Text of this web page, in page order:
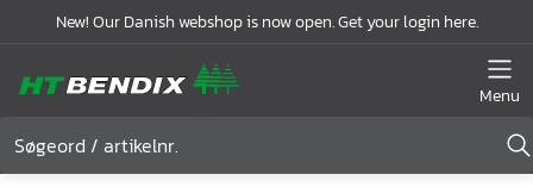
New! Our Danish webshop is now open. Get your login here.
Menu